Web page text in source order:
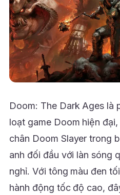
Doom: The Dark Ages là
loạt game Doom hiện
chân Doom Slayer trong
anh đối đầu với làn sóng
nghỉ. Với tông màu đen
hành động tốc độ cao,